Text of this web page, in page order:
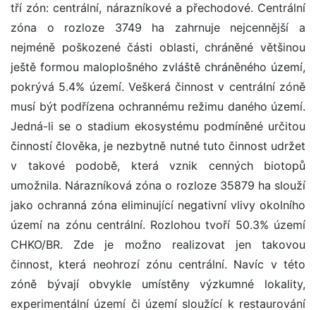
tří zón: centrální, nárazníkové a přechodové. Centrální
zóna o rozloze 3749 ha zahrnuje nejcennější a
nejméně poškozené části oblasti, chráněné většinou
ještě formou maloplošného zvláště chráněného území,
pokrývá 5.4% území. Veškerá činnost v centrální zóně
musí být podřízena ochrannému režimu daného území.
Jedná-li se o stadium ekosystému podmíněné určitou
činností člověka, je nezbytně nutné tuto činnost udržet
v takové podobě, která vznik cenných biotopů
umožnila. Nárazníková zóna o rozloze 35879 ha slouží
jako ochranná zóna eliminující negativní vlivy okolního
území na zónu centrální. Rozlohou tvoří 50.3% území
CHKO/BR. Zde je možno realizovat jen takovou
činnost, která neohrozí zónu centrální. Navíc v této
zóně bývají obvykle umístěny výzkumné lokality,
experimentální území či území sloužící k restaurování